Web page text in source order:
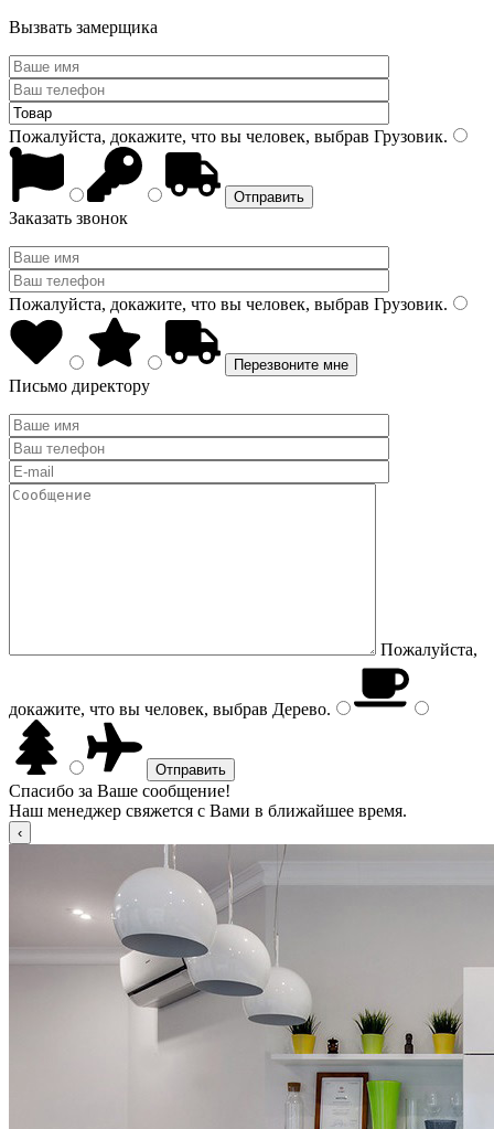
Вызвать замерщика
Пожалуйста, докажите, что вы человек, выбрав Грузовик.
Заказать звонок
Пожалуйста, докажите, что вы человек, выбрав Грузовик.
Письмо директору
Пожалуйста,
докажите, что вы человек, выбрав Дерево.
Спасибо за Ваше сообщение!
Наш менеджер свяжется с Вами в ближайшее время.